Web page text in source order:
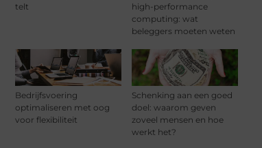
telt
high-performance
computing: wat
beleggers moeten weten
Bedrijfsvoering
optimaliseren met oog
voor flexibiliteit
Schenking aan een goed
doel: waarom geven
zoveel mensen en hoe
werkt het?